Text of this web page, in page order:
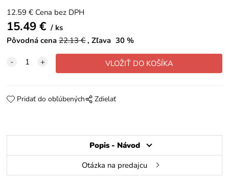
12.59 € Cena bez DPH
15.49€
ks
Pôvodná cena 22.13€ Zľava 30 %
Pridať do obľúbených Zdielať
Popis - Návod
Otázka na predajcu